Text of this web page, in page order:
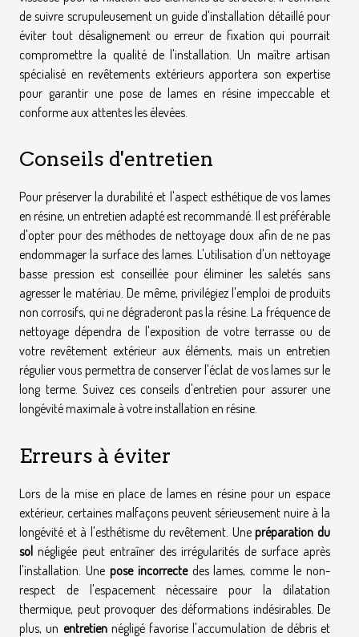
de suivre scrupuleusement un guide d'installation détaillé pour
éviter tout désalignement ou erreur de fixation qui pourrait
compromettre la qualité de l'installation. Un maître artisan
spécialisé en revêtements extérieurs apportera son expertise
pour garantir une pose de lames en résine impeccable et
conforme aux attentes les élevées.
Conseils d'entretien
Pour préserver la durabilité et l'aspect esthétique de vos lames
en résine, un entretien adapté est recommandé. Il est préférable
d'opter pour des méthodes de nettoyage doux afin de ne pas
endommager la surface des lames. L'utilisation d'un nettoyage
basse pression est conseillée pour éliminer les saletés sans
agresser le matériau. De même, privilégiez l'emploi de produits
non corrosifs, qui ne dégraderont pas la résine. La fréquence de
nettoyage dépendra de l'exposition de votre terrasse ou de
votre revêtement extérieur aux éléments, mais un entretien
régulier vous permettra de conserver l'éclat de vos lames sur le
long terme. Suivez ces conseils d'entretien pour assurer une
longévité maximale à votre installation en résine.
Erreurs à éviter
Lors de la mise en place de lames en résine pour un espace
extérieur, certaines malfaçons peuvent sérieusement nuire à la
longévité et à l'esthétisme du revêtement. Unepréparation du
sol négligée peut entraîner des irrégularités de surface après
l'installation. Une pose incorrectedes lames, comme le non-
respect de l'espacement nécessaire pour la dilatation
thermique, peut provoquer des déformations indésirables. De
plus, un entretiennégligé favorise l'accumulation de débris et